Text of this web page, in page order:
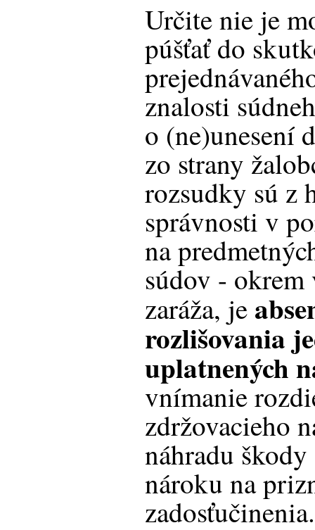
Určite nie je
púšťať do
znalosti
o (ne)unesení
zo strany
rozsudky sú z
správnosti v
na
súdov - okrem
zaráža, je
rozlišovania
uplatnených
vnímanie
zdržovacieho
náhradu
nároku na